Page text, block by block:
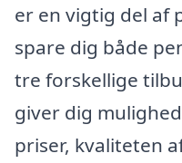
er en vigtig del af
spare dig både
tre forskellige
giver dig
priser, kvaliteten